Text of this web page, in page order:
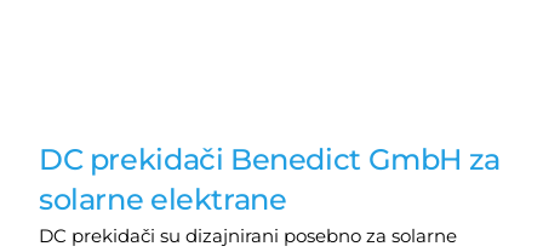
DC prekidači Benedict GmbH za
solarne elektrane
DC prekidači su dizajnirani posebno za solarne